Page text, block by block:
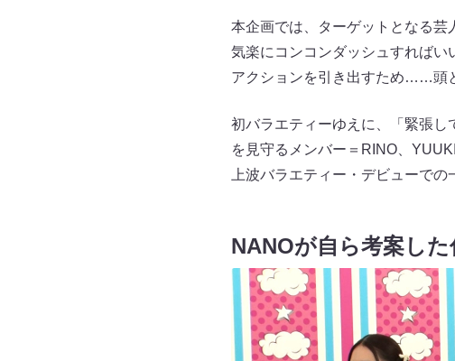
本企画では、ターゲットとなる
気楽にコンコンダッシュすれば
アクションを引き出すため……頭
初バラエティーゆえに、「緊張
を見守るメンバー＝RINO、
上波バラエティー・デビューでの
NANOが自ら考案した